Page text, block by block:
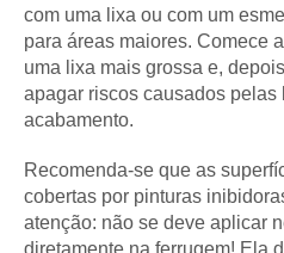
com uma lixa ou com um
para áreas maiores. Comece
uma lixa mais grossa e,
apagar riscos causados pelas
acabamento.
Recomenda-se que as
cobertas por pinturas
atenção: não se deve aplicar
diretamente na ferrugem! Ela